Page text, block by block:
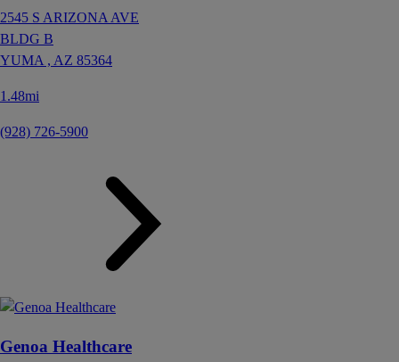
2545 S ARIZONA AVE
BLDG B
YUMA , AZ 85364
1.48mi
(928) 726-5900
Genoa Healthcare